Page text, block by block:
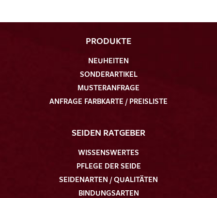
PRODUKTE
NEUHEITEN
SONDERARTIKEL
MUSTERANFRAGE
ANFRAGE FARBKARTE / PREISLISTE
SEIDEN RATGEBER
WISSENSWERTES
PFLEGE DER SEIDE
SEIDENARTEN / QUALITÄTEN
BINDUNGSARTEN